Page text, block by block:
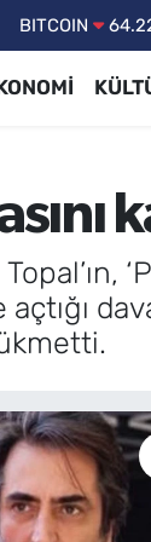
DOLAR
BİST100
açtığı